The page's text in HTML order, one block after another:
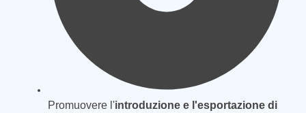
Promuovere l'introduzione e l'esportazione di